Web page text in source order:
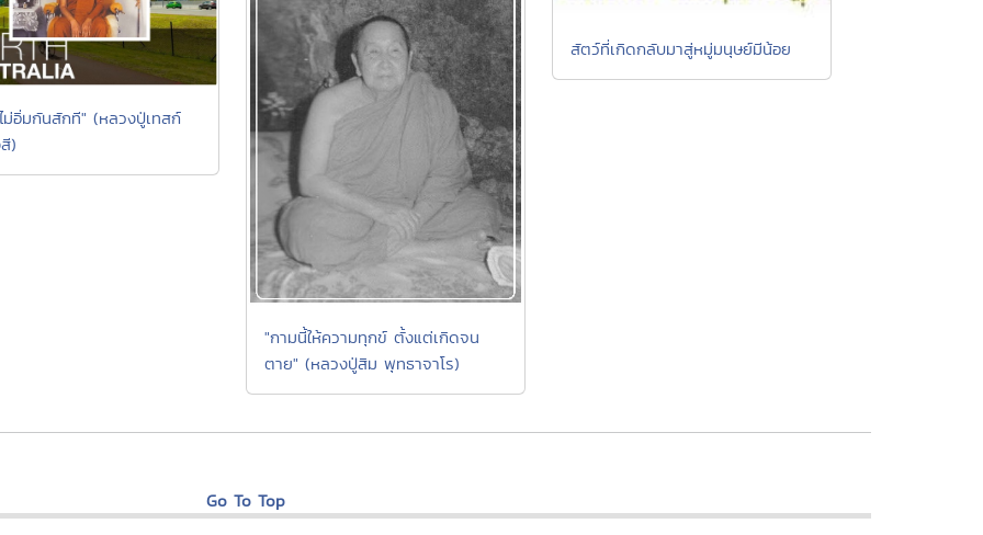
ม่อิ่มกันสักที" (หลวงปู่เทสก์
)
"กามนี้ให้ความทุกข์ ตั้งแต่เกิดจน
ตาย" (หลวงปู่สิม พุทธาจาโร)
สัตว์ที่เกิดกลับมาสู่หมู่มนุษย์มีน้อย
Go To Top